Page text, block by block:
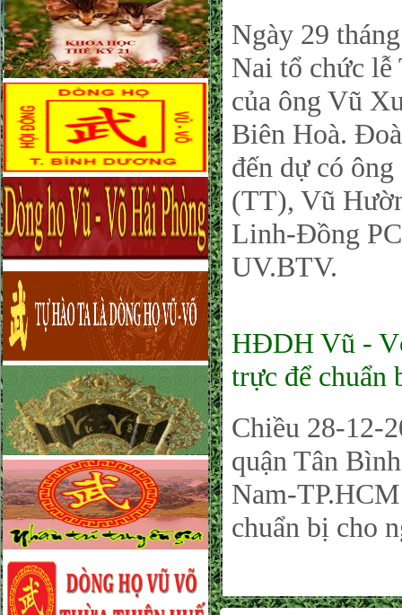
Ngày 29
Nai tổ chức lễ
của ông Vũ
Biên Hoà.
đến dự có
(TT), Vũ
Linh-Đồng
UV.BTV.
HĐDH Vũ -
trực để chuẩn
Chiều 28-12-
quận Tân
Nam-
chuẩn bị cho